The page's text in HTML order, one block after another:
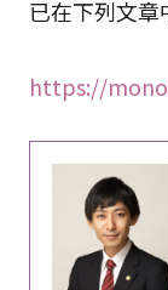
已在下列文章
https://